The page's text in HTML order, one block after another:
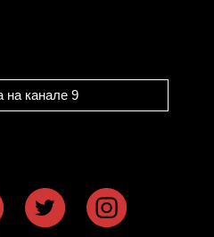
на канале 9